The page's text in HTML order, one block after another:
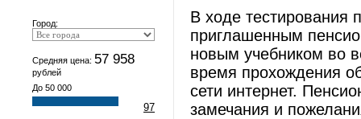
Город:
Средняя цена: 57 958
рублей
До 50 000
97
В ходе тестирования
приглашенным
новым учебником во
время прохождения
сети интернет.
замечания и